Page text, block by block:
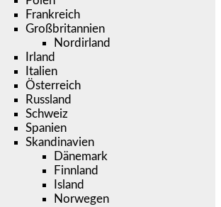
Frankreich
Großbritannien
Nordirland
Irland
Italien
Österreich
Russland
Schweiz
Spanien
Skandinavien
Dänemark
Finnland
Island
Norwegen